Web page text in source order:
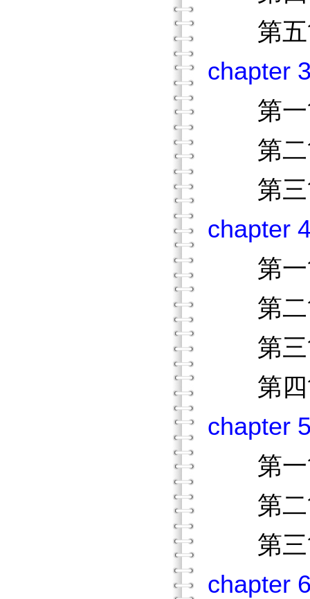
第五
chapter
第一
第二
第三
chapter
第一
第二
第三
第四
chapter
第一
第二
第三
chapter